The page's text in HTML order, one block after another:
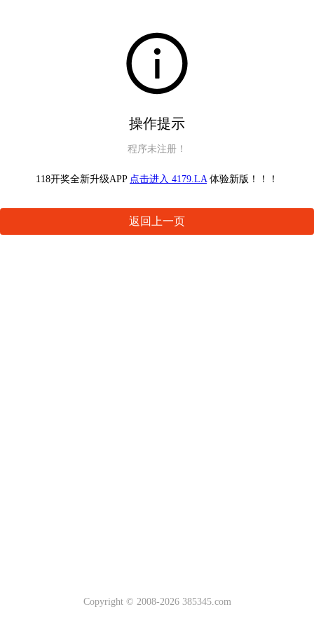
操作提示
程序未注册！
118开奖全新升级APP 点击进入 4179.LA 体验新版！！！
返回上一页
Copyright © 2008-2026 385345.com